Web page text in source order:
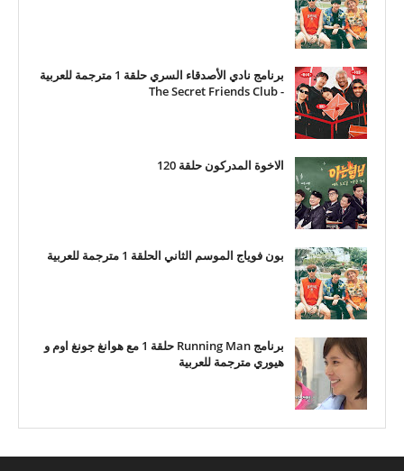
برنامج نادي الأصدقاء السري حلقة 1 مترجمة للعربية
- The Secret Friends Club
الاخوة المدركون حلقة 120
بون فوياج الموسم الثاني الحلقة 1 مترجمة للعربية
برنامج Running Man حلقة 1 مع هوانغ جونغ اوم و
هيوري مترجمة للعربية